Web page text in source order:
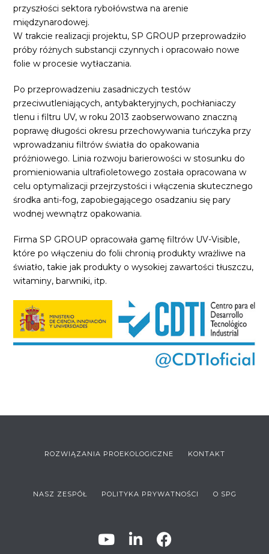
przyszłości sektora rybołówstwa na arenie
międzynarodowej.
W trakcie realizacji projektu, SP GROUP przeprowadziło
próby różnych substancji czynnych i opracowało nowe
folie w procesie wytłaczania.
Po przeprowadzeniu zasadniczych testów
przeciwutleniających, antybakteryjnych, pochłaniaczy
tlenu i filtru UV, w roku 2013 zaobserwowano znaczną
poprawę długości okresu przechowywania tuńczyka przy
wprowadzaniu filtrów światła do opakowania
próżniowego. Linia rozwoju barierowości w stosunku do
promieniowania ultrafioletowego została opracowana w
celu optymalizacji przejrzystości i włączenia skutecznego
środka anti-fog, zapobiegającego osadzaniu się pary
wodnej wewnątrz opakowania.
Firma SP GROUP opracowała gamę filtrów UV-Visible,
które po włączeniu do folii chronią produkty wrażliwe na
światło, takie jak produkty o wysokiej zawartości tłuszczu,
witaminy, barwniki, itp.
ROZWIĄZANIA PROEKOLOGICZNE KONTAKT
NASZ ZESPÓŁ POLITYKA PRYWATNOŚCI O SPG